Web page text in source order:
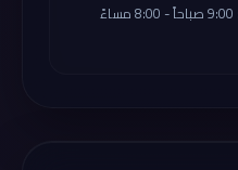
يومياً من السبت إلى الخميس: 9:00 صباحاً - 8:00 مساءً